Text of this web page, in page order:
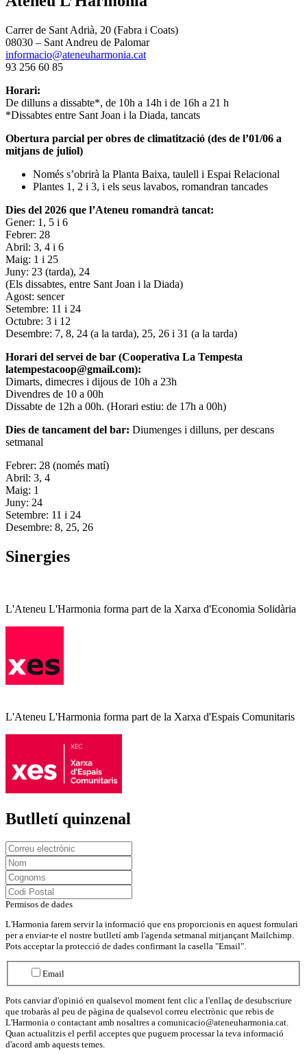
Carrer de Sant Adrià, 20 (Fabra i Coats)
08030 – Sant Andreu de Palomar
informacio@ateneuharmonia.cat
93 256 60 85
Horari:
De dilluns a dissabte*, de 10h a 14h i de 16h a 21 h
*Dissabtes entre Sant Joan i la Diada, tancats
Obertura parcial per obres de climatització (des de l’01/06 a
mitjans de juliol)
Només s’obrirà la Planta Baixa, taulell i Espai Relacional
Plantes 1, 2 i 3, i els seus lavabos, romandran tancades
Dies del 2026 que l’Ateneu romandrà tancat:
Gener: 1, 5 i 6
Febrer: 28
Abril: 3, 4 i 6
Maig: 1 i 25
Juny: 23 (tarda), 24
(Els dissabtes, entre Sant Joan i la Diada)
Agost: sencer
Setembre: 11 i 24
Octubre: 3 i 12
Desembre: 7, 8, 24 (a la tarda), 25, 26 i 31 (a la tarda)
Horari del servei de bar (Cooperativa La Tempesta
latempestacoop@gmail.com):
Dimarts, dimecres i dijous de 10h a 23h
Divendres de 10 a 00h
Dissabte de 12h a 00h. (Horari estiu: de 17h a 00h)
Dies de tancament del bar: Diumenges i dilluns, per descans
setmanal
Febrer: 28 (només matí)
Abril: 3, 4
Maig: 1
Juny: 24
Setembre: 11 i 24
Desembre: 8, 25, 26
Sinergies
L'Ateneu L'Harmonia forma part de la Xarxa d'Economia Solidària
L'Ateneu L'Harmonia forma part de la Xarxa d'Espais Comunitaris
Butlletí quinzenal
Permisos de dades
L'Harmonia farem servir la informació que ens proporcionis en aquest formulari
per a enviar-te el nostre butlletí amb l'agenda setmanal mitjançant Mailchimp.
Pots acceptar la protecció de dades confirmant la casella "Email".
Email
Pots canviar d'opinió en qualsevol moment fent clic a l'enllaç de desubscriure
que trobaràs al peu de pàgina de qualsevol correu electrònic que rebis de
L'Harmonia o contactant amb nosaltres a comunicacio@ateneuharmonia.cat.
Quan actualitzis el perfil acceptes que puguem processar la teva informació
d'acord amb aquests temes.